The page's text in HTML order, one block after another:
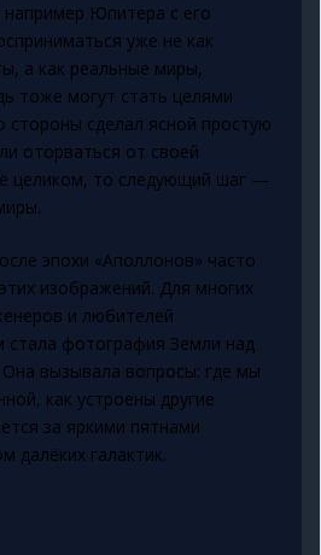
Юпитера с его
уже не как
а как реальные миры,
тоже могут стать целями
стороны сделал ясной простую
оторваться от своей
целиком, то следующий шаг —
эпохи «Аполлонов» часто
изображений. Для многих
и любителей
стала фотография Земли над
вызывала вопросы: где мы
как устроены другие
за яркими пятнами
далёких галактик.